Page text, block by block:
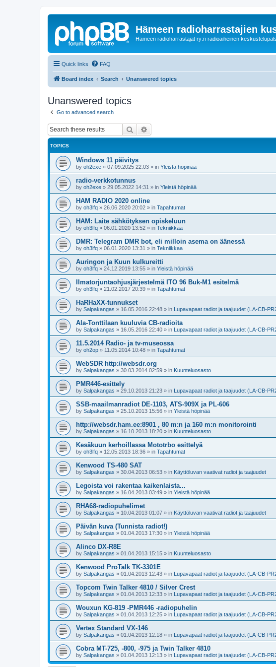
Hämeen radioharrastajien
Hämeen radioharrastajat ry:n radioaiheinen
Quick links FAQ
Board index Search Unanswered topics
Unanswered topics
Go to advanced search
Search
TOPICS
Windows 11 päivitys
by oh2exe » 07.09.2025 22:03 » in Yleistä höpinää
radio-verkkotunnus
by oh2exe » 29.05.2022 14:31 » in Yleistä höpinää
HAM RADIO 2020 online
by oh3lfq » 26.06.2020 20:02 » in Tapahtumat
HAM: Laite sähkötyksen opiskeluun
by oh3lfq » 06.01.2020 13:52 » in Tekniikkaa
DMR: Telegram DMR bot, eli milloin asema on äänessä
by oh3lfq » 06.01.2020 13:31 » in Tekniikkaa
Auringon ja Kuun kulkureitti
by oh3lfq » 24.12.2019 13:55 » in Yleistä höpinää
Ilmatorjuntaohjusjärjestelmä ITO 96 Buk-M1 esitelmä
by oh3lfq » 21.02.2017 20:39 » in Tapahtumat
HaRHaXX-tunnukset
by Salpakangas » 16.05.2016 22:48 » in Lupavapaat radiot ja taajuudet (LA-CB-
Ala-Tonttilaan kuuluvia CB-radioita
by Salpakangas » 16.05.2016 22:40 » in Lupavapaat radiot ja taajuudet (LA-CB-
11.5.2014 Radio- ja tv-museossa
by oh2op » 11.05.2014 10:48 » in Tapahtumat
WebSDR http://websdr.org
by Salpakangas » 30.03.2014 02:59 » in Kuunteluosasto
PMR446-esittely
by Salpakangas » 29.10.2013 21:23 » in Lupavapaat radiot ja taajuudet (LA-CB-
SSB-maailmanradiot DE-1103, ATS-909X ja PL-606
by Salpakangas » 25.10.2013 15:56 » in Yleistä höpinää
http://websdr.ham.ee:8901 , 80 m:n ja 160 m:n monitorointi
by Salpakangas » 16.10.2013 18:20 » in Kuunteluosasto
Kesäkuun kerhoillassa Mototrbo esittelyä
by oh3lfq » 12.05.2013 18:36 » in Tapahtumat
Kenwood TS-480 SAT
by Salpakangas » 30.04.2013 06:53 » in Käyttöluvan vaativat radiot ja taajuudet
Legoista voi rakentaa kaikenlaista...
by Salpakangas » 16.04.2013 03:49 » in Yleistä höpinää
RHA68-radiopuhelimet
by Salpakangas » 10.04.2013 01:07 » in Käyttöluvan vaativat radiot ja taajuudet
Päivän kuva (Tunnista radiot!)
by Salpakangas » 01.04.2013 17:30 » in Yleistä höpinää
Alinco DX-R8E
by Salpakangas » 01.04.2013 15:15 » in Kuunteluosasto
Kenwood ProTalk TK-3301E
by Salpakangas » 01.04.2013 12:43 » in Lupavapaat radiot ja taajuudet (LA-CB-
Topcom Twin Talker 4810 / Silver Crest
by Salpakangas » 01.04.2013 12:33 » in Lupavapaat radiot ja taajuudet (LA-CB-
Wouxun KG-819 -PMR446 -radiopuhelin
by Salpakangas » 01.04.2013 12:25 » in Lupavapaat radiot ja taajuudet (LA-CB-
Vertex Standard VX-146
by Salpakangas » 01.04.2013 12:18 » in Lupavapaat radiot ja taajuudet (LA-CB-
Cobra MT-725, -800, -975 ja Twin Talker 4810
by Salpakangas » 01.04.2013 12:13 » in Lupavapaat radiot ja taajuudet (LA-CB-